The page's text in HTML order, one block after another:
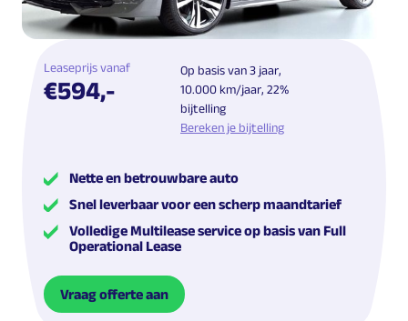
Leaseprijs vanaf
€594,-
Op basis van 3 jaar,
10.000 km/jaar, 22%
bijtelling
Bereken je bijtelling
Nette en betrouwbare auto
Snel leverbaar voor een scherp maandtarief
Volledige Multilease service op basis van Full
Operational Lease
Vraag offerte aan